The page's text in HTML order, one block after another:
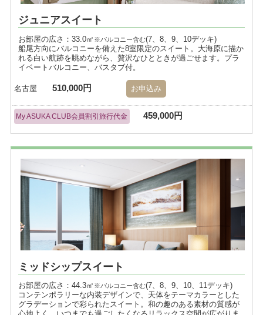
ジュニアスイート
お部屋の広さ：33.0㎡ ※バルコニー含む(7、8、9、10デッキ)
船尾方向にバルコニーを備えた8室限定のスイート。大海原に描か
れる白い航跡を眺めながら、贅沢なひとときが過ごせます。プラ
イベートバルコニー、バスタブ付。
名古屋 510,000円 お申込み
My ASUKA CLUB会員割引旅行代金 459,000円
ミッドシップスイート
お部屋の広さ：44.3㎡ ※バルコニー含む(7、8、9、10、11デッキ)
コンテンポラリーな内装デザインで、天体をテーマカラーとした
グラデーションで彩られたスイート。和の趣のある素材の質感が